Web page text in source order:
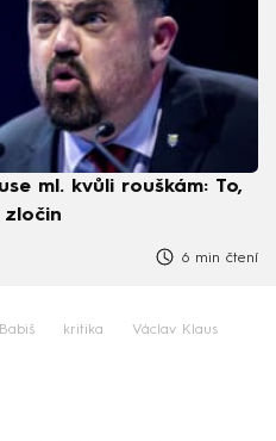
ml. kvůli rouškám: To,
6 min čtení
kritika Václav Klaus